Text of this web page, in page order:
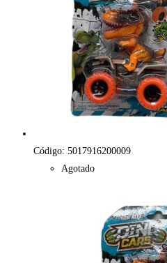
Código: 5017916200009
Agotado